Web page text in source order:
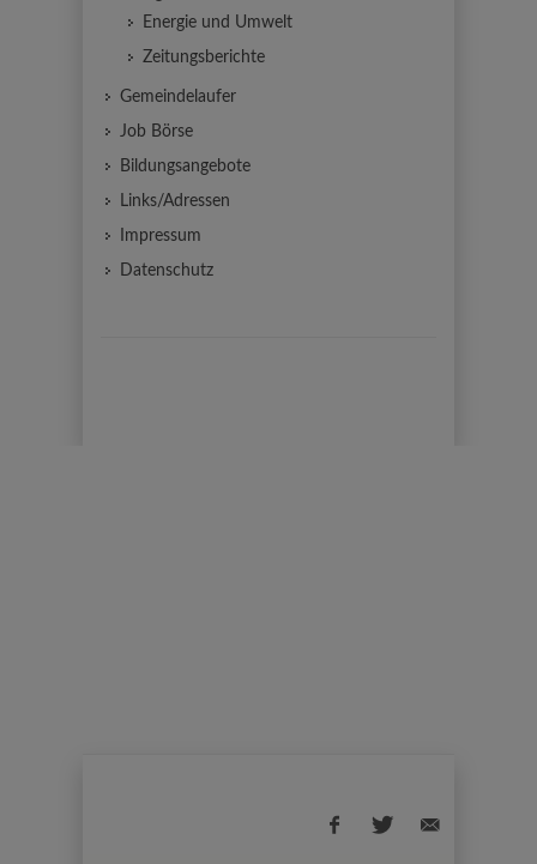
Energie und Umwelt
Zeitungsberichte
Gemeindelaufer
Job Börse
Bildungsangebote
Links/Adressen
Impressum
Datenschutz